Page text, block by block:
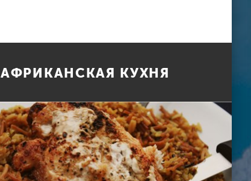
АФРИКАНСКАЯ КУХНЯ